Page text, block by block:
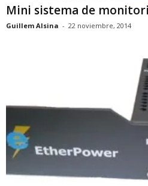
Mini sistema de
Guillem Alsina - 22 noviembre, 2014